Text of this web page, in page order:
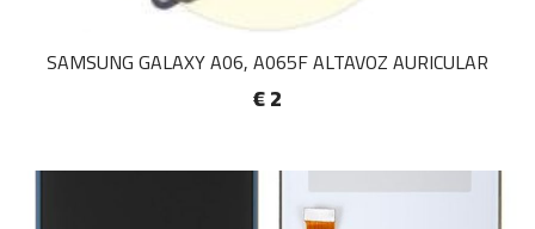
SAMSUNG GALAXY A06, A065F ALTAVOZ AURICULAR
€ 2